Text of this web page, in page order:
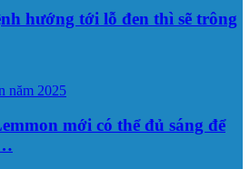
hướng tới lỗ đen thì sẽ trông
năm 2025
mới có thể đủ sáng để